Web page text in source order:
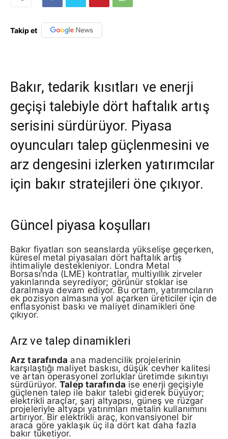
Takip et
Bakır, tedarik kısıtları ve enerji
geçişi talebiyle dört haftalık artış
serisini sürdürüyor. Piyasa
oyuncuları talep güçlenmesini ve
arz dengesini izlerken yatırımcılar
için bakır stratejileri öne çıkıyor.
Güncel piyasa koşulları
Bakır fiyatları son seanslarda yükselişe geçerken,
küresel metal piyasaları dört haftalık artış
ihtimaliyle destekleniyor. Londra Metal
Borsası’nda (LME) kontratlar, multiyıllık zirveler
yakınlarında seyrediyor; görünür stoklar ise
daralmaya devam ediyor. Bu ortam, yatırımcıların
ek pozisyon almasına yol açarken üreticiler için de
enflasyonist baskı ve maliyet dinamikleri öne
çıkıyor.
Arz ve talep dinamikleri
Arz tarafında ana madencilik projelerinin
karşılaştığı maliyet baskısı, düşük cevher kalitesi
ve artan operasyonel zorluklar üretimde sıkıntıyı
sürdürüyor.Talep tarafında ise enerji geçişiyle
güçlenen talep ile bakır talebi giderek büyüyor;
elektrikli araçlar, şarj altyapısı, güneş ve rüzgar
projeleriyle altyapı yatırımları metalin kullanımını
artırıyor. Bir elektrikli araç, konvansiyonel bir
araca göre yaklaşık üç ila dört kat daha fazla
bakır tüketiyor.